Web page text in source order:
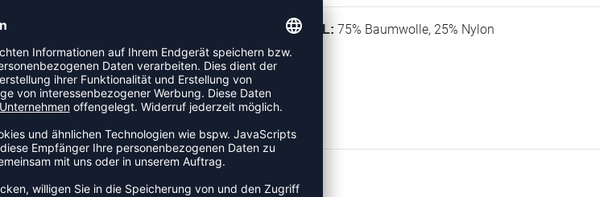
Accessoire für Training,
MATERIAL: 75% Baumwolle, 25% Nylon
ANGESEHEN